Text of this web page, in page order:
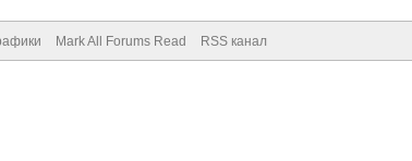
Mark All Forums Read RSS канал